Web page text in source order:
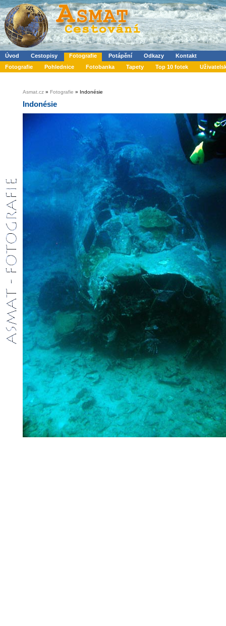
Úvod Cestopisy Fotografie Potápění Odkazy
Kontakt
Fotografie
Pohlednice Fotobanka Tapety Top 10 fotek
Asmat.cz » Fotografie » Indonésie
Indonésie